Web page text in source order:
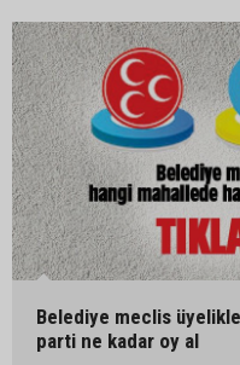
Belediye meclis
parti ne kadar oy al